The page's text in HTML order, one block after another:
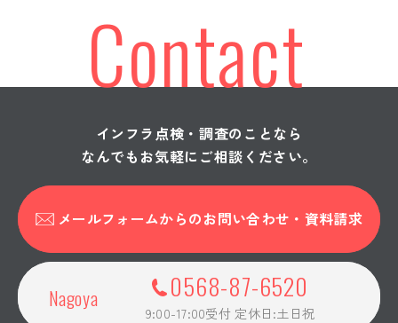
プライバシーポリシー
CLOSE
Contact
インフラ点検・調査のことなら
なんでもお気軽にご相談ください。
メールフォームからのお問い合わせ・資料請求
Nagoya 0568-87-6520
9:00-17:00受付 定休日:土日祝